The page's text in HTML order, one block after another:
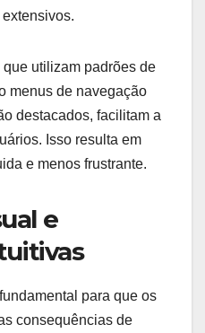
utilizam padrões de
menus de navegação
destacados, facilitam a
Isso resulta em
e menos frustrante.
e
para que os
consequências de